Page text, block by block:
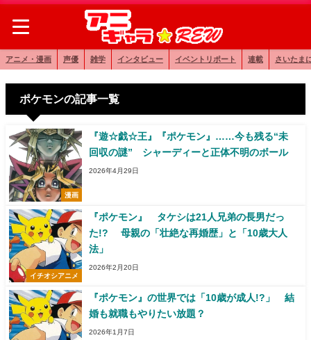
アニメ・漫画 声優 雑学 インタビュー イベントリポート 連載 さいたま
ポケモンの記事一覧
漫画
『遊☆戯☆王』『ポケモン』……今も残る“未
回収の謎” シャーディーと正体不明のボール
2026年4月29日
イチオシアニメ
『ポケモン』 タケシは21人兄弟の長男だっ
た!? 母親の「壮絶な再婚歴」と「10歳大人
法」
2026年2月20日
『ポケモン』の世界では「10歳が成人!?」 結
婚も就職もやりたい放題？
2026年1月7日